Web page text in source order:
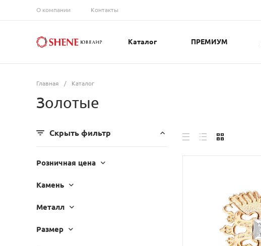
О компании Контакты
Каталог ПРЕМИУМ
Главная / Каталог
Золотые
Скрыть фильтр
Розничная цена
Камень
Металл
Размер